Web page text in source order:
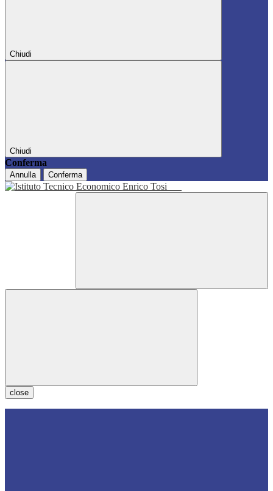
Chiudi
Chiudi
Conferma
Annulla Conferma
close